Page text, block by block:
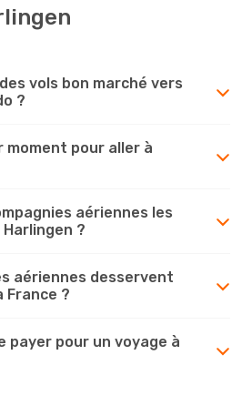
vols bon marché vers
?
moment pour aller à
aériennes les
?
aériennes desservent
France ?
payer pour un voyage à